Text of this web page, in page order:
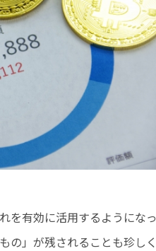
を有効に活用するようになっ
の」が残されることも珍しく